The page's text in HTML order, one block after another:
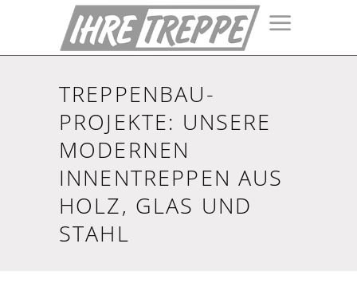
TREPPENBAU-
PROJEKTE: UNSERE
MODERNEN
INNENTREPPEN AUS
HOLZ, GLAS UND
STAHL